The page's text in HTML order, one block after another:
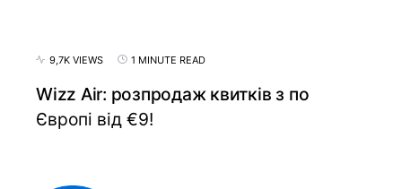
9,7K VIEWS 1 MINUTE READ
Wizz Air: розпродаж квитків з по
Європі від €9!